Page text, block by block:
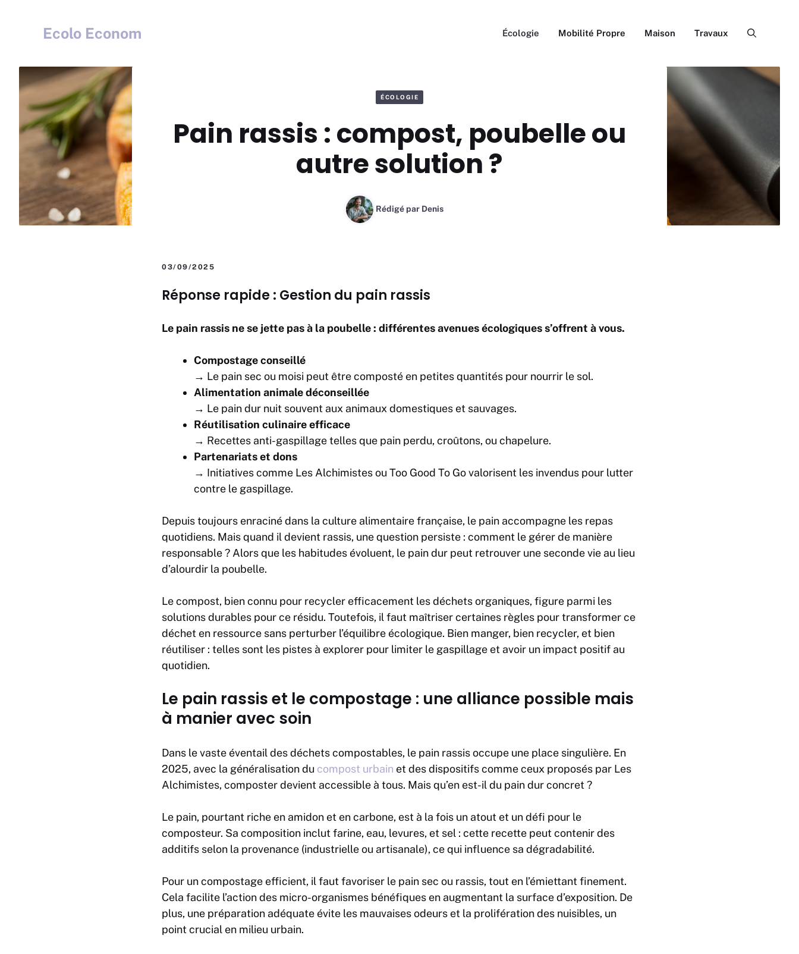
Ecolo Econom Écologie Mobilité Propre Maison Travaux
ÉCOLOGIE
Pain rassis : compost, poubelle ou
autre solution ?
Rédigé par Denis
03/09/2025
Réponse rapide : Gestion du pain rassis
Le pain rassis ne se jette pas à la poubelle : différentes avenues écologiques s’offrent à vous.
Compostage conseillé
→ Le pain sec ou moisi peut être composté en petites quantités pour nourrir le sol.
Alimentation animale déconseillée
→ Le pain dur nuit souvent aux animaux domestiques et sauvages.
Réutilisation culinaire efficace
→ Recettes anti-gaspillage telles que pain perdu, croûtons, ou chapelure.
Partenariats et dons
→ Initiatives comme Les Alchimistes ou Too Good To Go valorisent les invendus pour lutter
contre le gaspillage.
Depuis toujours enraciné dans la culture alimentaire française, le pain accompagne les repas
quotidiens. Mais quand il devient rassis, une question persiste : comment le gérer de manière
responsable ? Alors que les habitudes évoluent, le pain dur peut retrouver une seconde vie au lieu
d’alourdir la poubelle.
Le compost, bien connu pour recycler efficacement les déchets organiques, figure parmi les
solutions durables pour ce résidu. Toutefois, il faut maîtriser certaines règles pour transformer ce
déchet en ressource sans perturber l’équilibre écologique. Bien manger, bien recycler, et bien
réutiliser : telles sont les pistes à explorer pour limiter le gaspillage et avoir un impact positif au
quotidien.
Le pain rassis et le compostage : une alliance possible mais
à manier avec soin
Dans le vaste éventail des déchets compostables, le pain rassis occupe une place singulière. En
2025, avec la généralisation du compost urbain et des dispositifs comme ceux proposés par Les
Alchimistes, composter devient accessible à tous. Mais qu’en est-il du pain dur concret ?
Le pain, pourtant riche en amidon et en carbone, est à la fois un atout et un défi pour le
composteur. Sa composition inclut farine, eau, levures, et sel : cette recette peut contenir des
additifs selon la provenance (industrielle ou artisanale), ce qui influence sa dégradabilité.
Pour un compostage efficient, il faut favoriser le pain sec ou rassis, tout en l’émiettant finement.
Cela facilite l’action des micro-organismes bénéfiques en augmentant la surface d’exposition. De
plus, une préparation adéquate évite les mauvaises odeurs et la prolifération des nuisibles, un
point crucial en milieu urbain.